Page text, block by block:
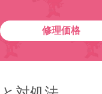
修理価格